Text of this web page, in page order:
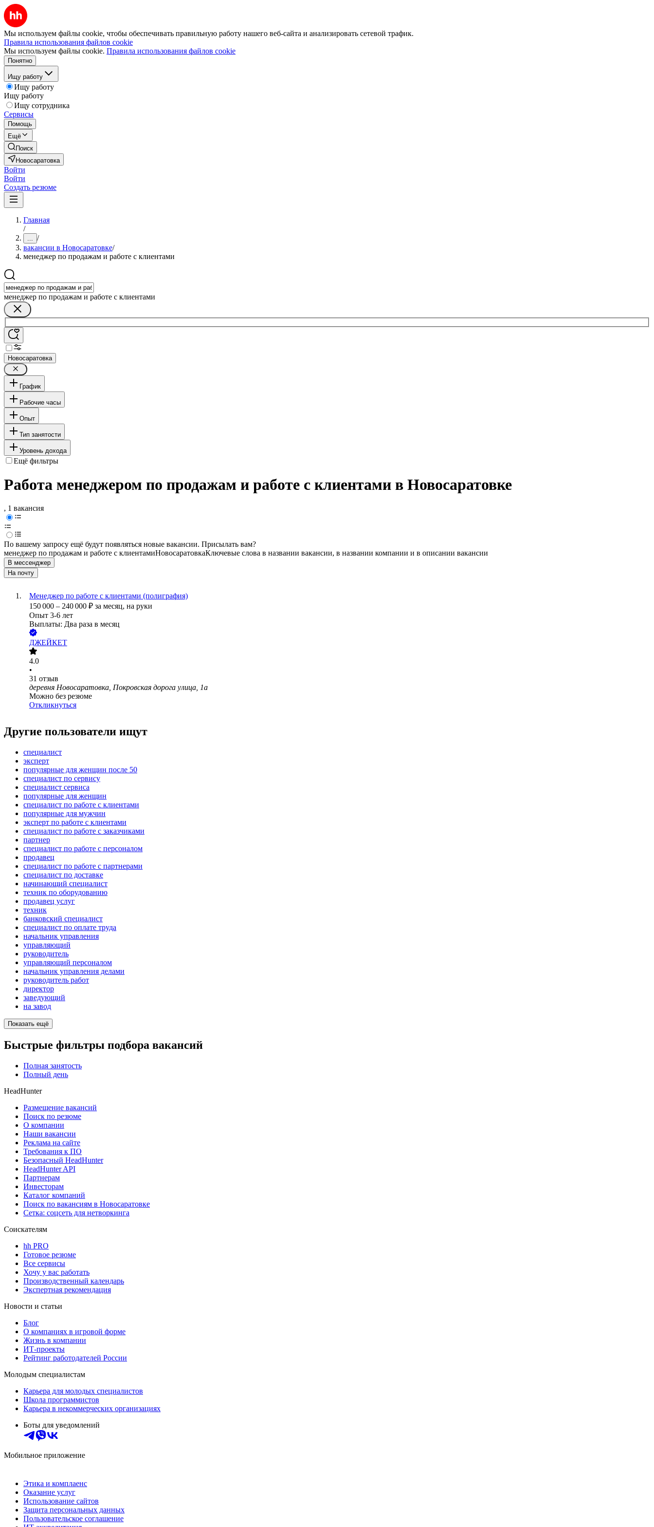
Мы используем файлы cookie, чтобы обеспечивать правильную работу нашего веб-сайта и анализировать сетевой трафик.
Правила использования файлов cookie
Мы используем файлы cookie. Правила использования файлов cookie
Понятно
Ищу работу
Ищу работу
Ищу работу
Ищу сотрудника
Сервисы
Помощь
Ещё
Поиск
Новосаратовка
Войти
Войти
Создать резюме
Главная
/
... /
вакансии в Новосаратовке/
менеджер по продажам и работе с клиентами
менеджер по продажам и работе с клиентами
Новосаратовка
График
Рабочие часы
Опыт
Тип занятости
Уровень дохода
Ещё фильтры
Работа менеджером по продажам и работе с клиентами в Новосаратовке
, 1 вакансия
По вашему запросу ещё будут появляться новые вакансии. Присылать вам?
менеджер по продажам и работе с клиентамиНовосаратовкаКлючевые слова в названии вакансии, в названии компании и в описании вакансии
В мессенджер
На почту
Менеджер по работе с клиентами (полиграфия)
150 000 – 240 000 ₽ за месяц, на руки
Опыт 3-6 лет
Выплаты: Два раза в месяц
ДЖЕЙКЕТ
4.0
•
31 отзыв
деревня Новосаратовка, Покровская дорога улица, 1а
Можно без резюме
Откликнуться
Другие пользователи ищут
специалист
эксперт
популярные для женщин после 50
специалист по сервису
специалист сервиса
популярные для женщин
специалист по работе с клиентами
популярные для мужчин
эксперт по работе с клиентами
специалист по работе с заказчиками
партнер
специалист по работе с персоналом
продавец
специалист по работе с партнерами
специалист по доставке
начинающий специалист
техник по оборудованию
продавец услуг
техник
банковский специалист
специалист по оплате труда
начальник управления
управляющий
руководитель
управляющий персоналом
начальник управления делами
руководитель работ
директор
заведующий
на завод
Показать ещё
Быстрые фильтры подбора вакансий
Полная занятость
Полный день
HeadHunter
Размещение вакансий
Поиск по резюме
О компании
Наши вакансии
Реклама на сайте
Требования к ПО
Безопасный HeadHunter
HeadHunter API
Партнерам
Инвесторам
Каталог компаний
Поиск по вакансиям в Новосаратовке
Сетка: соцсеть для нетворкинга
Соискателям
hh PRO
Готовое резюме
Все сервисы
Хочу у вас работать
Производственный календарь
Экспертная рекомендация
Новости и статьи
Блог
О компаниях в игровой форме
Жизнь в компании
ИТ-проекты
Рейтинг работодателей России
Молодым специалистам
Карьера для молодых специалистов
Школа программистов
Карьера в некоммерческих организациях
Боты для уведомлений
Мобильное приложение
Этика и комплаенс
Оказание услуг
Использование сайтов
Защита персональных данных
Пользовательское соглашение